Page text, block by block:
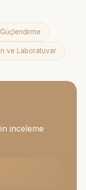
ve Laboratuvar
inceleme